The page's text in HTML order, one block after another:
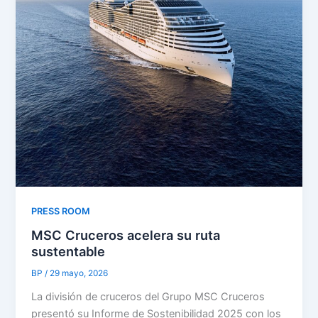
PRESS ROOM
MSC Cruceros acelera su ruta
sustentable
BP/ 29 mayo, 2026
La división de cruceros del Grupo MSC Cruceros
presentó su Informe de Sostenibilidad 2025 con los